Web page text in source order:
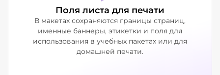
Поля листа для печати
В макетах сохраняются границы страниц,
именные баннеры, этикетки и поля для
использования в учебных пакетах или для
домашней печати.